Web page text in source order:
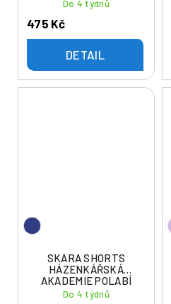
Do 4 týdnů
475 Kč
DETAIL
SKARA SHORTS
HÁZENKÁŘSKÁ
AKADEMIE POLABÍ
Do 4 týdnů